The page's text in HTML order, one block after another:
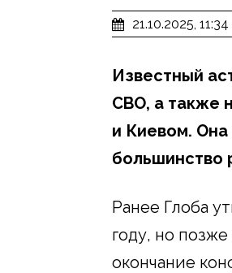
21.10.2025, 11:34
Известный
СВО, а также
и Киевом. Она
большинство
Ранее Глоба
году, но
окончание